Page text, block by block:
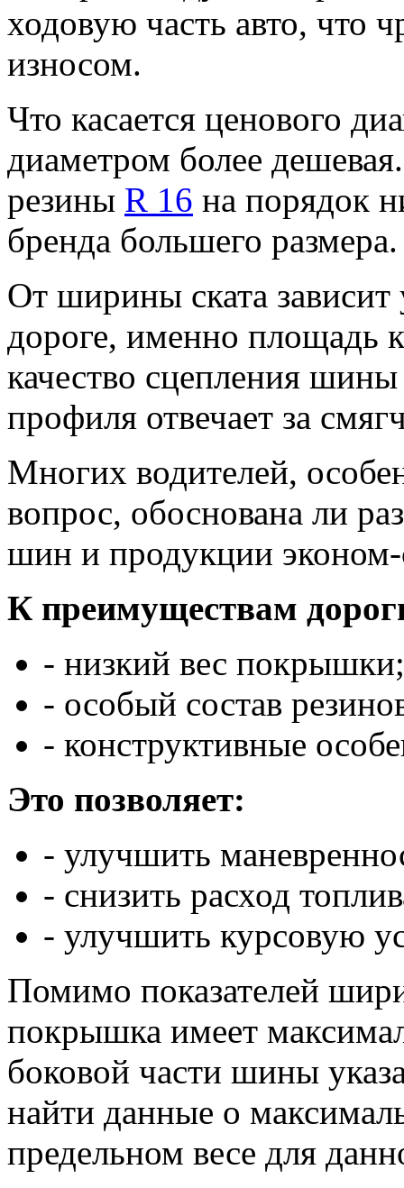
ходовую часть авто, что
износом.
Что касается ценового
диаметром более
резины R 16 на порядок
бренда большего размера.
От ширины ската зависит
дороге, именно площадь
качество сцепления
профиля отвечает за
Многих водителей,
вопрос, обоснована ли
шин и продукции эконом-
К преимуществам
- низкий вес покрышки;
- особый состав
- конструктивные
Это позволяет:
- улучшить
- снизить расход
- улучшить курсовую
Помимо показателей
покрышка имеет
боковой части шины
найти данные о
предельном весе для